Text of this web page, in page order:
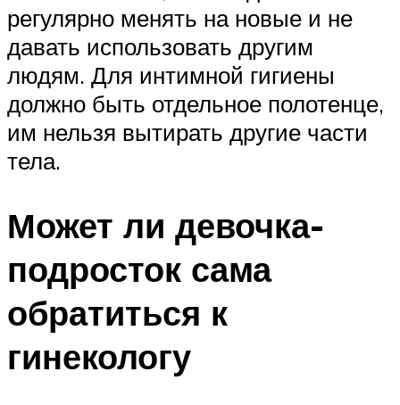
регулярно менять на новые и не
давать использовать другим
людям. Для интимной гигиены
должно быть отдельное полотенце,
им нельзя вытирать другие части
тела.
Может ли девочка-
подросток сама
обратиться к
гинекологу